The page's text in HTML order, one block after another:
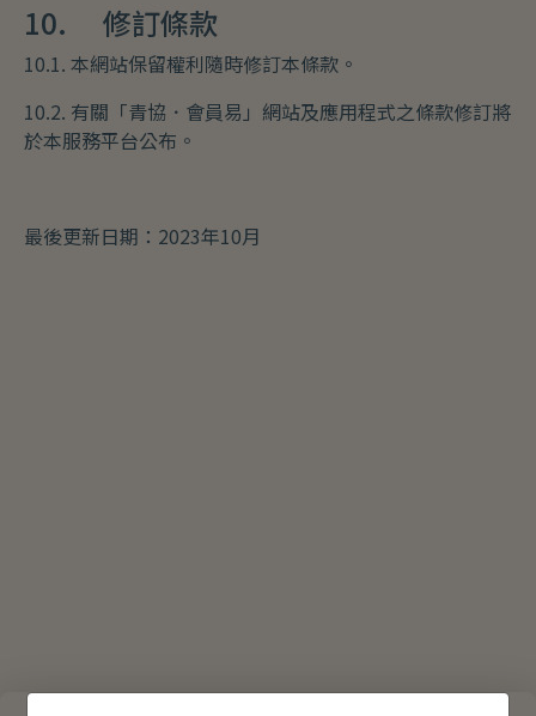
10. 修訂條款
10.1. 本網站保留權利隨時修訂本條款。
10.2. 有關「青協．會員易」網站及應用程式之條款修訂將
於本服務平台公布。
最後更新日期：2023年10月